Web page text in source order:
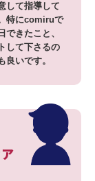
して指導して
特にcomiruで
きたこと、
して下さるの
いです。